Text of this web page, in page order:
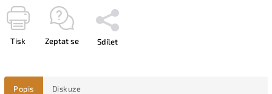
Tisk Zeptat se Sdílet
Popis Diskuze